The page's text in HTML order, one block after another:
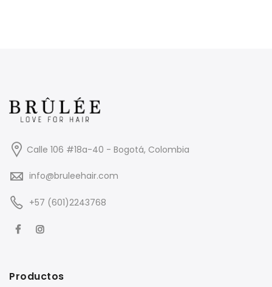
Calle 106 #18a-40 - Bogotá, Colombia
info@bruleehair.com
+57 (601)2243768
Productos